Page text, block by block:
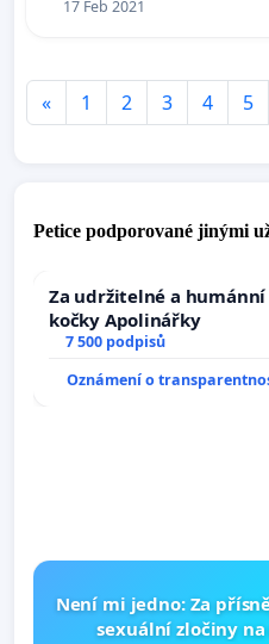
17 Feb 2021
« 1 2 3 4 5
Petice podporované jinými
Za udržitelné a
kočky Apolinářky
7 500 podpisů
Oznámení o
Není mi jedno: Za
sexuální zločiny